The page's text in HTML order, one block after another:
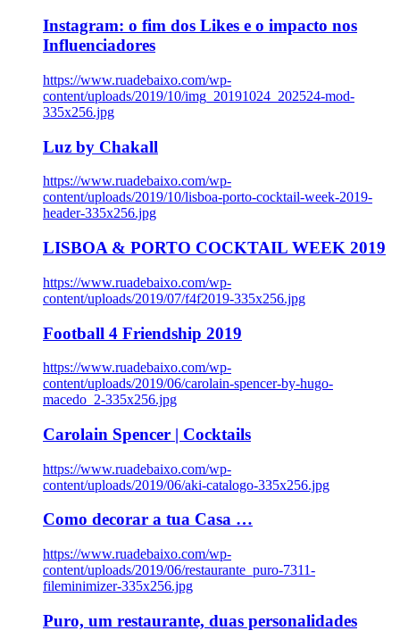
Instagram: o fim dos Likes e o impacto nos
Influenciadores
https://www.ruadebaixo.com/wp-
content/uploads/2019/10/img_20191024_202524-mod-
335x256.jpg
Luz by Chakall
https://www.ruadebaixo.com/wp-
content/uploads/2019/10/lisboa-porto-cocktail-week-2019-
header-335x256.jpg
LISBOA & PORTO COCKTAIL WEEK 2019
https://www.ruadebaixo.com/wp-
content/uploads/2019/07/f4f2019-335x256.jpg
Football 4 Friendship 2019
https://www.ruadebaixo.com/wp-
content/uploads/2019/06/carolain-spencer-by-hugo-
macedo_2-335x256.jpg
Carolain Spencer | Cocktails
https://www.ruadebaixo.com/wp-
content/uploads/2019/06/aki-catalogo-335x256.jpg
Como decorar a tua Casa …
https://www.ruadebaixo.com/wp-
content/uploads/2019/06/restaurante_puro-7311-
fileminimizer-335x256.jpg
Puro, um restaurante, duas personalidades